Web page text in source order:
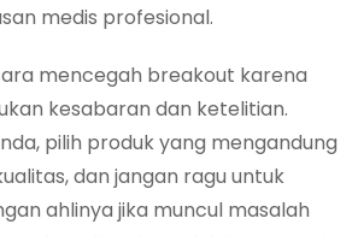
medis profesional.
mencegah breakout karena
kesabaran dan ketelitian.
pilih produk yang mengandung
dan jangan ragu untuk
ahlinya jika muncul masalah